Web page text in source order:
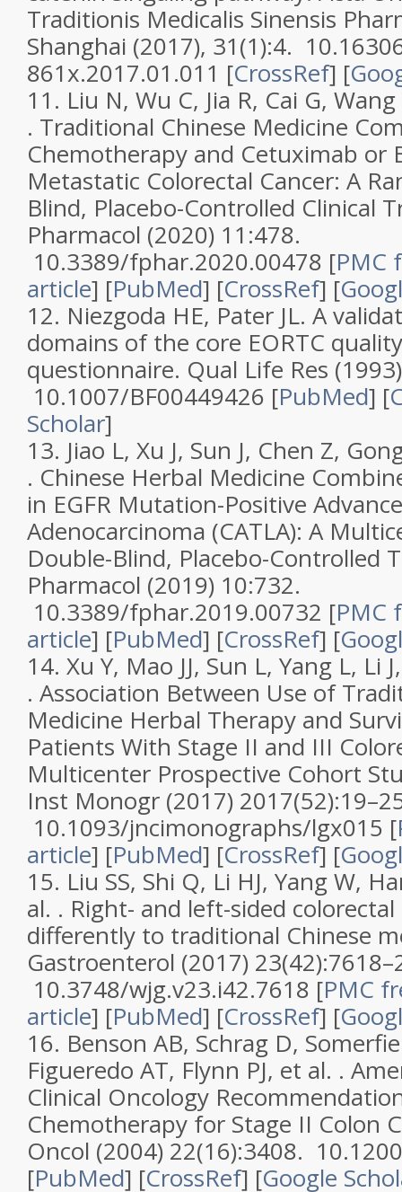
Traditionis Medicalis Sinensis
Shanghai (2017), 31(1):4.
861x.2017.01.011 [CrossRef] [
11. Liu N, Wu C, Jia R, Cai G,
. Traditional Chinese Medicine
Chemotherapy and Cetuximab or
Metastatic Colorectal Cancer: A
Blind, Placebo-Controlled Clinical
Pharmacol (2020) 11:478.
10.3389/fphar.2020.00478 [PMC
article] [PubMed] [CrossRef] [
12. Niezgoda HE, Pater JL. A
domains of the core EORTC
questionnaire. Qual Life Res
10.1007/BF00449426 [PubMed] [
Scholar]
13. Jiao L, Xu J, Sun J, Chen Z,
. Chinese Herbal Medicine
in EGFR Mutation-Positive
Adenocarcinoma (CATLA): A
Double-Blind, Placebo-Controlled
Pharmacol (2019) 10:732.
10.3389/fphar.2019.00732 [PMC
article] [PubMed] [CrossRef] [
14. Xu Y, Mao JJ, Sun L, Yang L, Li
. Association Between Use of
Medicine Herbal Therapy and
Patients With Stage II and III
Multicenter Prospective Cohort
Inst Monogr (2017) 2017(52
10.1093/jncimonographs/lgx015 [
article] [PubMed] [CrossRef] [
15. Liu SS, Shi Q, Li HJ, Yang W,
al. . Right- and left-sided
differently to traditional Chinese
Gastroenterol (2017) 23(42
10.3748/wjg.v23.i42.7618 [PMC
article] [PubMed] [CrossRef] [
16. Benson AB, Schrag D,
Figueredo AT, Flynn PJ, et al. .
Clinical Oncology
Chemotherapy for Stage II Colon
Oncol (2004) 22(16):3408.
[PubMed] [CrossRef] [Google